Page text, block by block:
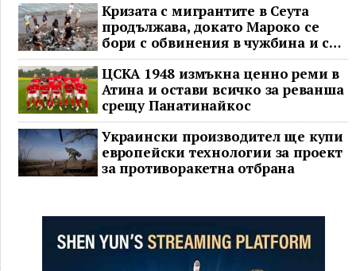
Кризата с мигрантите в Сеута
продължава, докато Мароко се
бори с обвинения в чужбина и с
гнева у дома
ЦСКА 1948 измъкна ценно реми в
Атина и остави всичко за реванша
срещу Панатинайкос
Украински производител ще купи
европейски технологии за проект
за противоракетна отбрана